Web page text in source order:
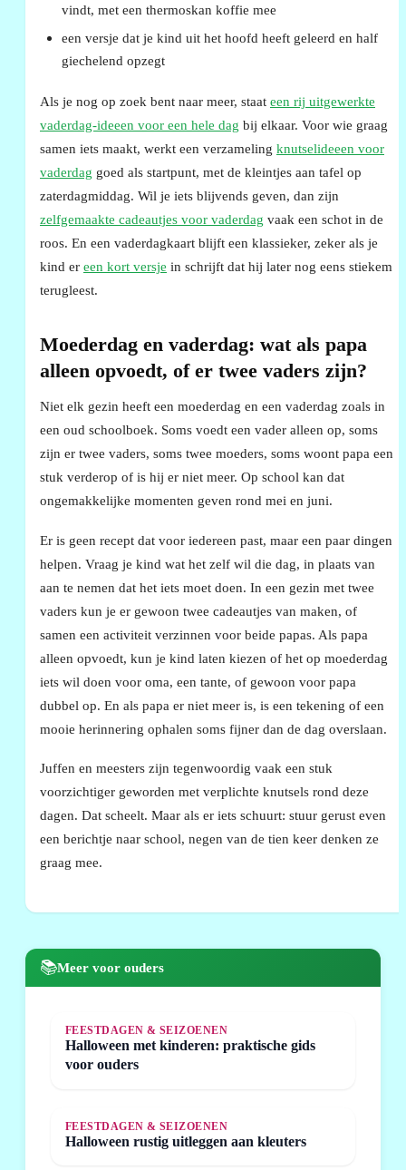
vindt, met een thermoskan koffie mee
een versje dat je kind uit het hoofd heeft geleerd en half
giechelend opzegt
Als je nog op zoek bent naar meer, staat een rij uitgewerkte
vaderdag-ideeen voor een hele dag bij elkaar. Voor wie graag
samen iets maakt, werkt een verzameling knutselideeen voor
vaderdag goed als startpunt, met de kleintjes aan tafel op
zaterdagmiddag. Wil je iets blijvends geven, dan zijn
zelfgemaakte cadeautjes voor vaderdag vaak een schot in de
roos. En een vaderdagkaart blijft een klassieker, zeker als je
kind er een kort versje in schrijft dat hij later nog eens stiekem
terugleest.
Moederdag en vaderdag: wat als papa
alleen opvoedt, of er twee vaders zijn?
Niet elk gezin heeft een moederdag en een vaderdag zoals in
een oud schoolboek. Soms voedt een vader alleen op, soms
zijn er twee vaders, soms twee moeders, soms woont papa een
stuk verderop of is hij er niet meer. Op school kan dat
ongemakkelijke momenten geven rond mei en juni.
Er is geen recept dat voor iedereen past, maar een paar dingen
helpen. Vraag je kind wat het zelf wil die dag, in plaats van
aan te nemen dat het iets moet doen. In een gezin met twee
vaders kun je er gewoon twee cadeautjes van maken, of
samen een activiteit verzinnen voor beide papas. Als papa
alleen opvoedt, kun je kind laten kiezen of het op moederdag
iets wil doen voor oma, een tante, of gewoon voor papa
dubbel op. En als papa er niet meer is, is een tekening of een
mooie herinnering ophalen soms fijner dan de dag overslaan.
Juffen en meesters zijn tegenwoordig vaak een stuk
voorzichtiger geworden met verplichte knutsels rond deze
dagen. Dat scheelt. Maar als er iets schuurt: stuur gerust even
een berichtje naar school, negen van de tien keer denken ze
graag mee.
📚Meer voor ouders
FEESTDAGEN & SEIZOENEN
Halloween met kinderen: praktische gids
voor ouders
FEESTDAGEN & SEIZOENEN
Halloween rustig uitleggen aan kleuters